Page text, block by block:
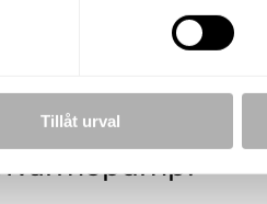
Tillåt urval